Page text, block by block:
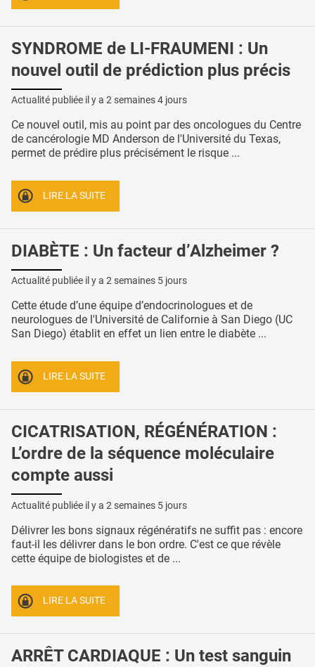
SYNDROME de LI-FRAUMENI : Un
nouvel outil de prédiction plus précis
Actualité publiée il y a 2 semaines 4 jours
Ce nouvel outil, mis au point par des oncologues du Centre
de cancérologie MD Anderson de l'Université du Texas,
permet de prédire plus précisément le risque ...
LIRE LA SUITE
DIABÈTE : Un facteur d’Alzheimer ?
Actualité publiée il y a 2 semaines 5 jours
Cette étude d’une équipe d’endocrinologues et de
neurologues de l'Université de Californie à San Diego (UC
San Diego) établit en effet un lien entre le diabète ...
LIRE LA SUITE
CICATRISATION, RÉGÉNÉRATION :
L’ordre de la séquence moléculaire
compte aussi
Actualité publiée il y a 2 semaines 5 jours
Délivrer les bons signaux régénératifs ne suffit pas : encore
faut-il les délivrer dans le bon ordre. C'est ce que révèle
cette équipe de biologistes et de ...
LIRE LA SUITE
ARRÊT CARDIAQUE : Un test sanguin